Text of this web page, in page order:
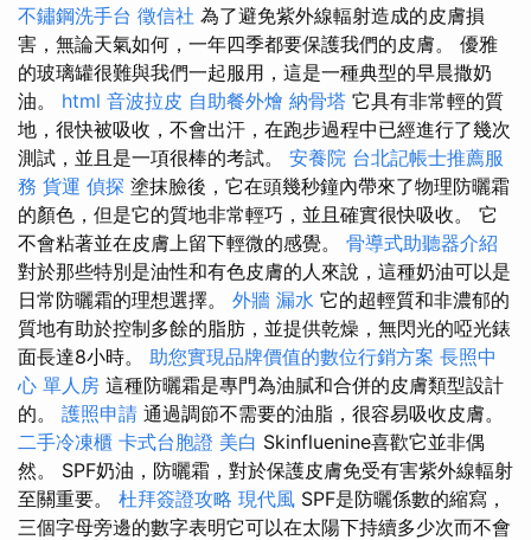
不鏽鋼洗手台 徵信社 為了避免紫外線輻射造成的皮膚損
害，無論天氣如何，一年四季都要保護我們的皮膚。 優雅
的玻璃罐很難與我們一起服用，這是一種典型的早晨撒奶
油。 html 音波拉皮 自助餐外燴 納骨塔 它具有非常輕的質
地，很快被吸收，不會出汗，在跑步過程中已經進行了幾次
測試，並且是一項很棒的考試。 安養院 台北記帳士推薦服
務 貨運 偵探 塗抹臉後，它在頭幾秒鐘內帶來了物理防曬霜
的顏色，但是它的質地非常輕巧，並且確實很快吸收。 它
不會粘著並在皮膚上留下輕微的感覺。 骨導式助聽器介紹
對於那些特別是油性和有色皮膚的人來說，這種奶油可以是
日常防曬霜的理想選擇。 外牆 漏水 它的超輕質和非濃郁的
質地有助於控制多餘的脂肪，並提供乾燥，無閃光的啞光錶
面長達8小時。 助您實現品牌價值的數位行銷方案 長照中
心 單人房 這種防曬霜是專門為油膩和合併的皮膚類型設計
的。 護照申請 通過調節不需要的油脂，很容易吸收皮膚。
二手冷凍櫃 卡式台胞證 美白 Skinfluenine喜歡它並非偶
然。 SPF奶油，防曬霜，對於保護皮膚免受有害紫外線輻射
至關重要。 杜拜簽證攻略 現代風 SPF是防曬係數的縮寫，
三個字母旁邊的數字表明它可以在太陽下持續多少次而不會